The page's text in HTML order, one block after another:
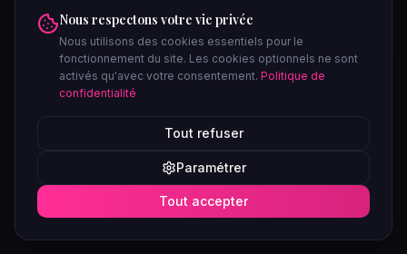
Soirées ce week-end
Nous respectons votre vie privée
Nous utilisons des cookies essentiels pour le
fonctionnement du site. Les cookies optionnels ne sont
activés qu'avec votre consentement. Politique de
confidentialité
Tout refuser
Paramétrer
Tout accepter